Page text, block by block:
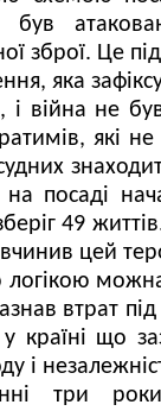
був
зброї. Це
яка
і війна не
які не
посаді
49
вчинив цей
логікою
втрат
країні що
і
три